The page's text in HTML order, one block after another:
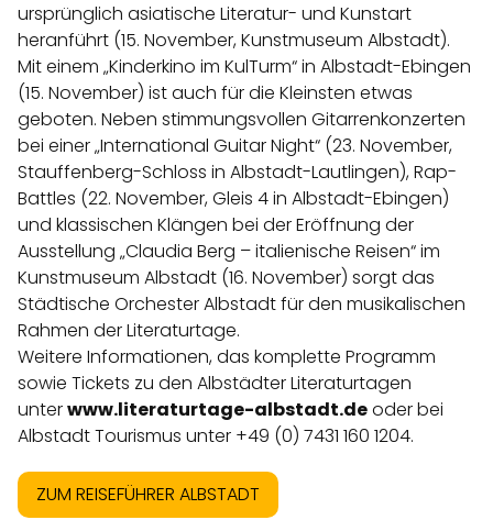
ursprünglich asiatische Literatur- und Kunstart
heranführt (15. November, Kunstmuseum Albstadt).
Mit einem „Kinderkino im KulTurm“ in Albstadt-Ebingen
(15. November) ist auch für die Kleinsten etwas
geboten. Neben stimmungsvollen Gitarrenkonzerten
bei einer „International Guitar Night“ (23. November,
Stauffenberg-Schloss in Albstadt-Lautlingen), Rap-
Battles (22. November, Gleis 4 in Albstadt-Ebingen)
und klassischen Klängen bei der Eröffnung der
Ausstellung „Claudia Berg – italienische Reisen“ im
Kunstmuseum Albstadt (16. November) sorgt das
Städtische Orchester Albstadt für den musikalischen
Rahmen der Literaturtage.
Weitere Informationen, das komplette Programm
sowie Tickets zu den Albstädter Literaturtagen
unterwww.literaturtage-albstadt.deoder bei
Albstadt Tourismus unter +49 (0) 7431 160 1204.
ZUM REISEFÜHRER ALBSTADT